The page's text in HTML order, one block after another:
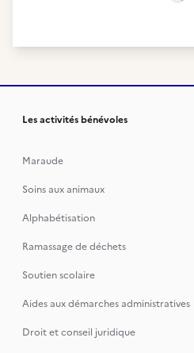
Les activités bénévoles
Maraude
Soins aux animaux
Alphabétisation
Ramassage de déchets
Soutien scolaire
Aides aux démarches administratives
Droit et conseil juridique